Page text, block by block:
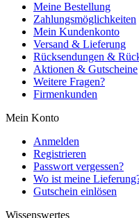
Meine Bestellung
Zahlungsmöglichkeiten
Mein Kundenkonto
Versand & Lieferung
Rücksendungen &
Aktionen & Gutscheine
Weitere Fragen?
Firmenkunden
Mein Konto
Anmelden
Registrieren
Passwort vergessen?
Wo ist meine
Gutschein einlösen
Wissenswertes